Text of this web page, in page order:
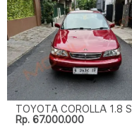
TOYOTA
Rp. 67.000.000